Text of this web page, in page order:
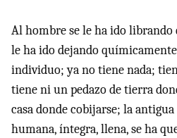
Al hombre se le ha ido librando
le ha ido dejando
individuo; ya no tiene nada;
tiene ni un pedazo de tierra
casa donde cobijarse; la
humana, íntegra, llena, se ha